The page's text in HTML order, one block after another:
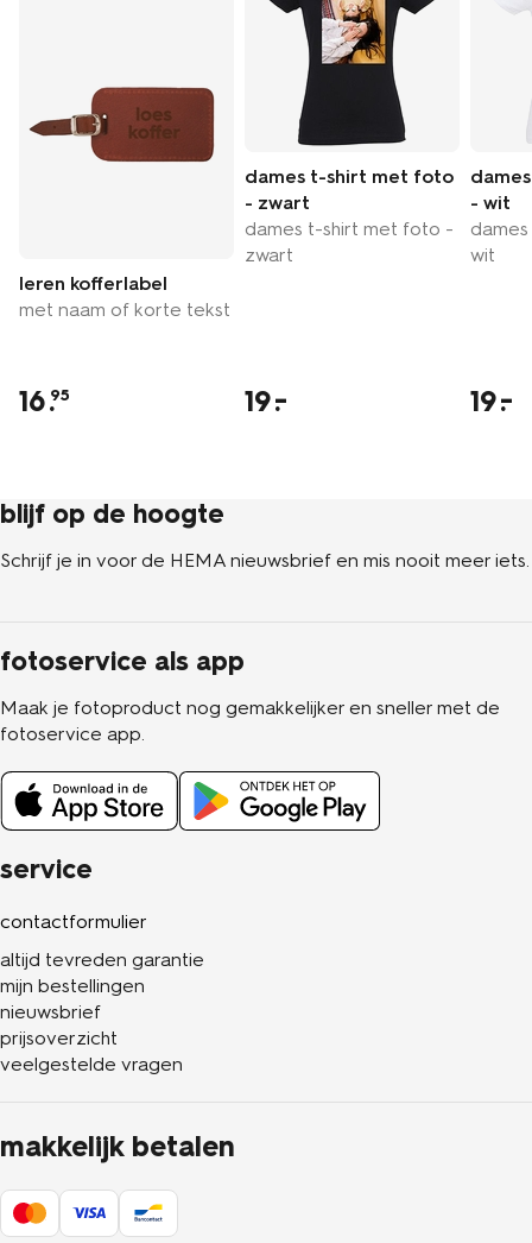
leren kofferlabel
met naam of korte tekst
16.95
dames t-shirt met foto
- zwart
dames t-shirt met foto -
zwart
19
- wit
wit
19
service
contactformulier
altijd tevreden garantie
mijn bestellingen
nieuwsbrief
prijsoverzicht
veelgestelde vragen
makkelijk betalen
blijf op de hoogte
Schrijf je in voor de HEMA nieuwsbrief en mis nooit meer iets.
fotoservice als app
Maak je fotoproduct nog gemakkelijker en sneller met de
fotoservice app.